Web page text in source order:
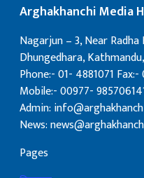
Arghakhanchi Media
Nagarjun – 3, Near
Dhungedhara,
Phone:- 01- 4881071 Fax:-
Mobile:- 00977-
Admin:
News:
Pages